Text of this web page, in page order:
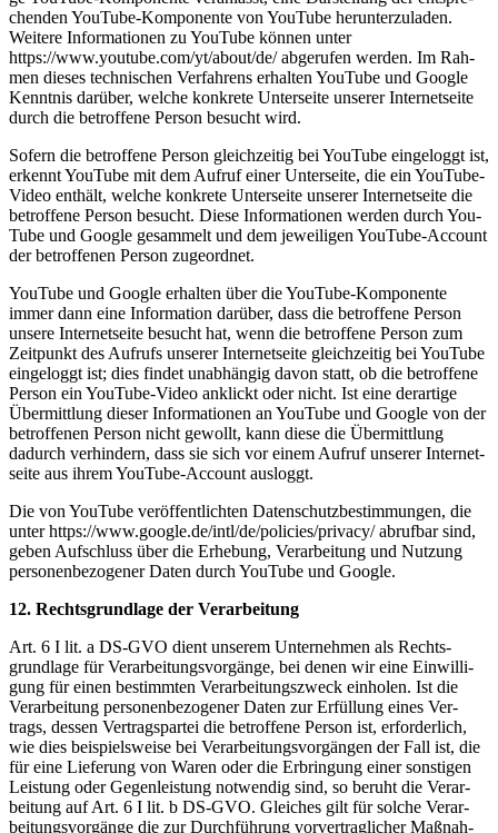
chen­den You­Tube-Kom­po­nen­te von You­Tube her­un­ter­zu­la­den.
Wei­te­re Infor­ma­tio­nen zu You­Tube kön­nen unter
https://www.youtube.com/yt/about/de/ abge­ru­fen wer­den. Im Rah­
men die­ses tech­ni­schen Ver­fah­rens erhal­ten You­Tube und Goog­le
Kennt­nis dar­über, wel­che kon­kre­te Unter­sei­te unse­rer Inter­net­sei­te
durch die betrof­fe­ne Per­son besucht wird.
Sofern die betrof­fe­ne Per­son gleich­zei­tig bei You­Tube ein­ge­loggt ist,
erkennt You­Tube mit dem Auf­ruf einer Unter­sei­te, die ein You­Tube-
Video ent­hält, wel­che kon­kre­te Unter­sei­te unse­rer Inter­net­sei­te die
betrof­fe­ne Per­son besucht. Die­se Infor­ma­tio­nen wer­den durch You­
Tube und Goog­le gesam­melt und dem jewei­li­gen You­Tube-Account
der betrof­fe­nen Per­son zugeordnet.
You­Tube und Goog­le erhal­ten über die You­Tube-Kom­po­nen­te
immer dann eine Infor­ma­ti­on dar­über, dass die betrof­fe­ne Per­son
unse­re Inter­net­sei­te besucht hat, wenn die betrof­fe­ne Per­son zum
Zeit­punkt des Auf­rufs unse­rer Inter­net­sei­te gleich­zei­tig bei You­Tube
ein­ge­loggt ist; dies fin­det unab­hän­gig davon statt, ob die betrof­fe­ne
Per­son ein You­Tube-Video anklickt oder nicht. Ist eine der­ar­ti­ge
Über­mitt­lung die­ser Infor­ma­tio­nen an You­Tube und Goog­le von der
betrof­fe­nen Per­son nicht gewollt, kann die­se die Über­mitt­lung
dadurch ver­hin­dern, dass sie sich vor einem Auf­ruf unse­rer Inter­net­
sei­te aus ihrem You­Tube-Account ausloggt.
Die von You­Tube ver­öf­fent­lich­ten Daten­schutz­be­stim­mun­gen, die
unter https://www.google.de/intl/de/policies/privacy/ abruf­bar sind,
geben Auf­schluss über die Erhe­bung, Ver­ar­bei­tung und Nut­zung
per­so­nen­be­zo­ge­ner Daten durch You­Tube und Google.
12. Rechts­grund­la­ge der Verarbeitung
Art. 6 I lit. a DS-GVO dient unse­rem Unter­neh­men als Rechts­
grund­la­ge für Ver­ar­bei­tungs­vor­gän­ge, bei denen wir eine Ein­wil­li­
gung für einen bestimm­ten Ver­ar­bei­tungs­zweck ein­ho­len. Ist die
Ver­ar­bei­tung per­so­nen­be­zo­ge­ner Daten zur Erfül­lung eines Ver­
trags, des­sen Ver­trags­par­tei die betrof­fe­ne Per­son ist, erfor­der­lich,
wie dies bei­spiels­wei­se bei Ver­ar­bei­tungs­vor­gän­gen der Fall ist, die
für eine Lie­fe­rung von Waren oder die Erbrin­gung einer sons­ti­gen
Leis­tung oder Gegen­leis­tung not­wen­dig sind, so beruht die Ver­ar­
bei­tung auf Art. 6 I lit. b DS-GVO. Glei­ches gilt für sol­che Ver­ar­
bei­tungs­vor­gän­ge die zur Durch­füh­rung vor­ver­trag­li­cher Maß­nah­